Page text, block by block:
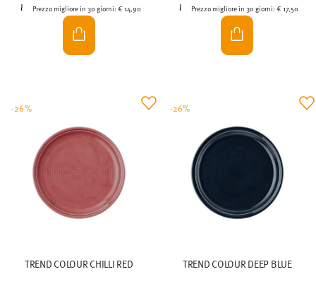
Prezzo migliore in 30 giorni: € 14,90 Prezzo migliore in 30 giorni:€ 17,50
TREND COLOUR CHILLI RED
-26%
TREND COLOUR DEEP BLUE
-26%